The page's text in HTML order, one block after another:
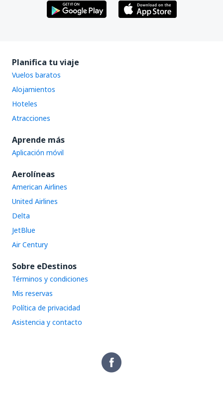
Planifica tu viaje
Vuelos baratos
Alojamientos
Hoteles
Atracciones
Aprende más
Aplicación móvil
Aerolíneas
American Airlines
United Airlines
Delta
JetBlue
Air Century
Sobre eDestinos
Términos y condiciones
Mis reservas
Política de privacidad
Asistencia y contacto